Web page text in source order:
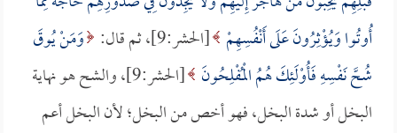
أُوتُوا وَيُؤْثِرُونَ عَلَى أَنْفُسِهِمْ [الحشر:9]، ثم قال:
وَمَنْ يُوقَ
شُحَّ نَفْسِهِ فَأُوْلَئِكَ هُمُ الْمُفْلِحُونَ
[الحشر:9]، والشح هو نهاية
البخل أو شدة البخل، فهو أخص من البخل؛ لأن البخل أعم